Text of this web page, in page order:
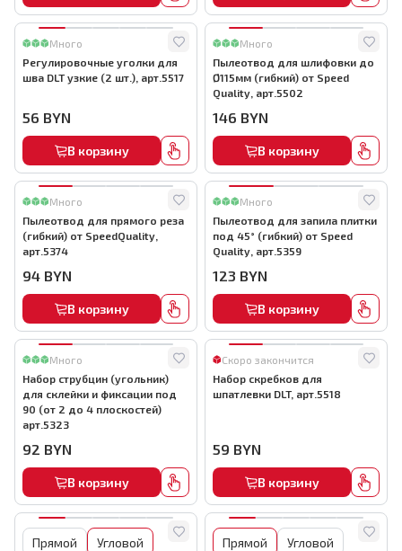
Много
Регулировочные уголки для
шва DLT узкие (2 шт.), арт.5517
56 BYN
В корзину
Много
Пылеотвод для шлифовки до
Ø115мм (гибкий) от Speed
Quality, арт.5502
146 BYN
В корзину
Много
Пылеотвод для прямого реза
(гибкий) от SpeedQuality,
арт.5374
94 BYN
В корзину
Много
Пылеотвод для запила плитки
под 45° (гибкий) от Speed
Quality, арт.5359
123 BYN
В корзину
Много
Набор струбцин (угольник)
для склейки и фиксации под
90 (от 2 до 4 плоскостей)
арт.5323
92 BYN
В корзину
Скоро закончится
Набор скребков для
шпатлевки DLT, арт.5518
59 BYN
В корзину
Прямой Угловой Прямой Угловой